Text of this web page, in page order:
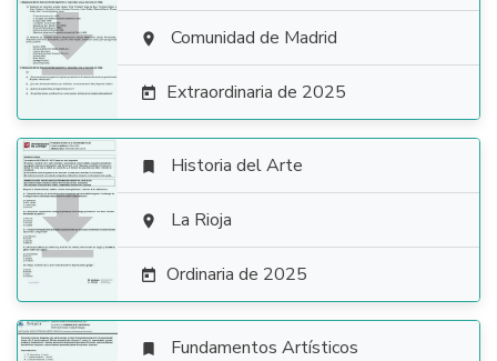
  Comunidad de Madrid
 Extraordinaria de 2025

 Historia del Arte
 La Rioja
 Ordinaria de 2025
 Fundamentos Artísticos